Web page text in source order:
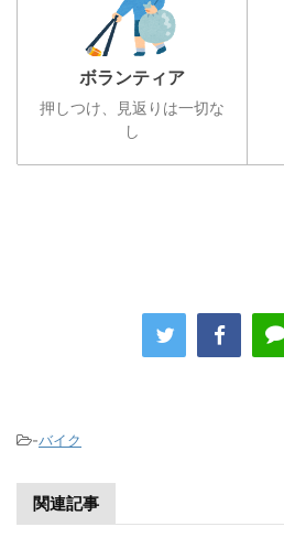
ボランティア
押しつけ、見返りは一切な
し
-バイク
関連記事